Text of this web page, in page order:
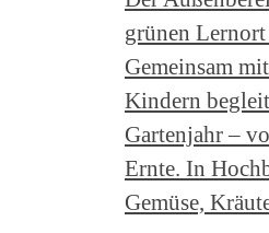
grünen
Gemeinsam
Kindern
Gartenjahr –
Ernte. In
Gemüse,